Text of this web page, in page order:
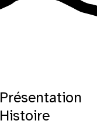
Présentation
Histoire